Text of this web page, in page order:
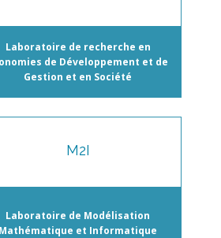
Laboratoire de recherche en
de Développement et de
Gestion et en Société
M2I
Laboratoire de Modélisation
Mathématique et Informatique